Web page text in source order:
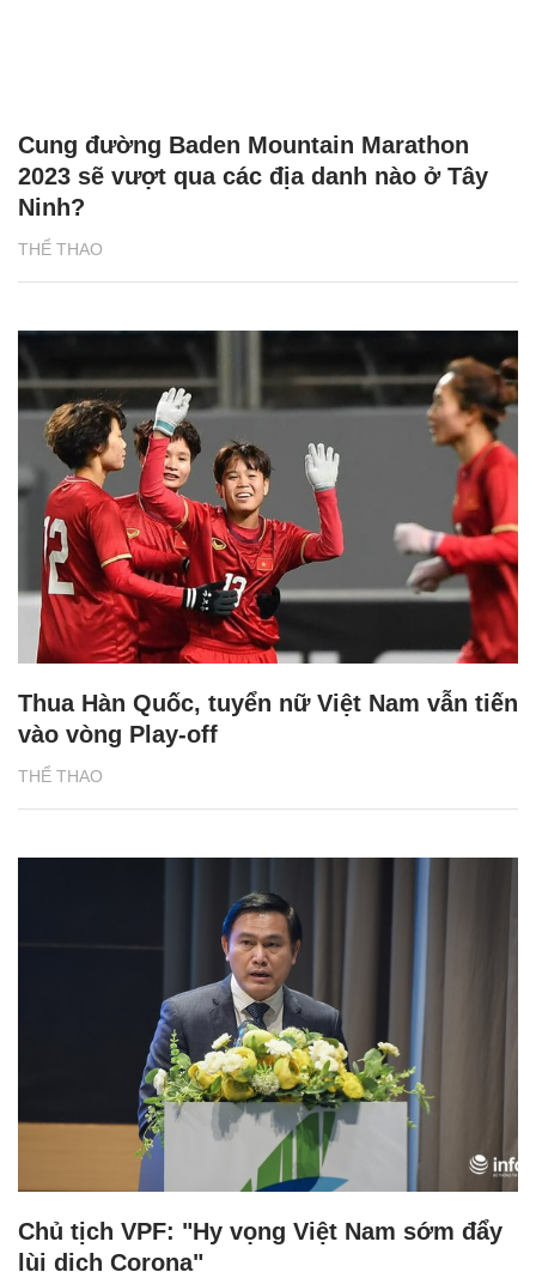
THỂ THAO
Cung đường Baden Mountain Marathon
2023 sẽ vượt qua các địa danh nào ở Tây
Ninh?
THỂ THAO
Thua Hàn Quốc, tuyển nữ Việt Nam vẫn tiến
vào vòng Play-off
Chủ tịch VPF: "Hy vọng Việt Nam sớm đẩy
lùi dịch Corona"